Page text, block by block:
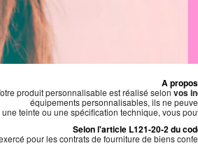
A
produit personnalisable est réalisé selonvos
équipements personnalisables, ils ne
teinte ou une spécification technique, vous
Selon l'article L121-20-2 du
pour les contrats de fourniture de biens